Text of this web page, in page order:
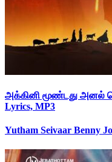
அக்கினி மூண்டது அனல்
Lyrics, MP3
Yutham Seivaar Benny